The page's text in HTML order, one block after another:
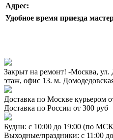
Адрес:
Удобное время приезда
Закрыт на ремонт! -Москва, ул.
этаж, офис 13. м.
Доставка по Москве курьером
Доставка по России от 300 руб
Будни: с 10:00 до 19:00 (по
Выходные/праздники: с 11:00